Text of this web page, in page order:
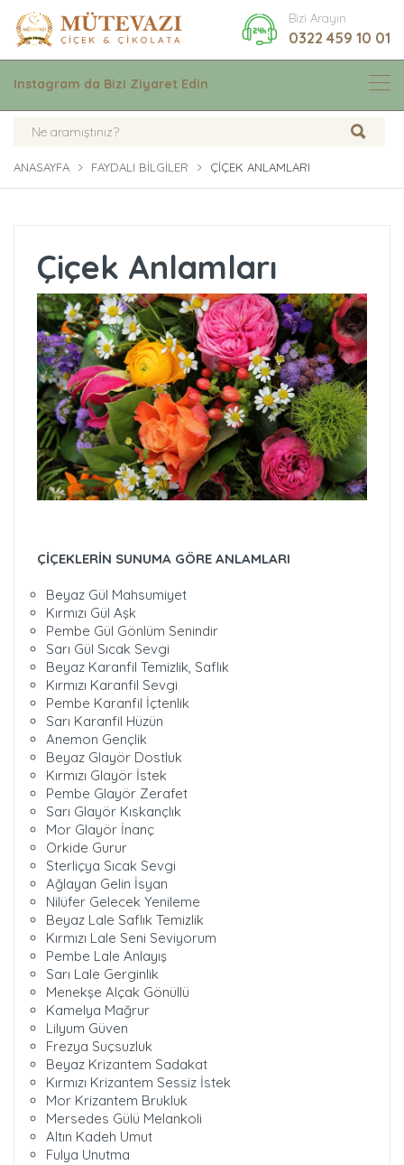
Bizi Arayın
0322 459 10 01
Instagram da Bizi Ziyaret Edin
ANASAYFA FAYDALI BILGILER ÇIÇEK ANLAMLARI
Çiçek Anlamları
ÇİÇEKLERİN SUNUMA GÖRE ANLAMLARI
Beyaz Gül Mahsumiyet
Kırmızı Gül Aşk
Pembe Gül Gönlüm Senindir
Sarı Gül Sıcak Sevgi
Beyaz Karanfil Temizlik, Saflık
Kırmızı Karanfil Sevgi
Pembe Karanfil İçtenlik
Sarı Karanfil Hüzün
Anemon Gençlik
Beyaz Glayör Dostluk
Kırmızı Glayör İstek
Pembe Glayör Zerafet
Sarı Glayör Kıskançlık
Mor Glayör İnanç
Orkide Gurur
Sterliçya Sıcak Sevgi
Ağlayan Gelin İsyan
Nilüfer Gelecek Yenileme
Beyaz Lale Saflık Temizlik
Kırmızı Lale Seni Seviyorum
Pembe Lale Anlayış
Sarı Lale Gerginlik
Menekşe Alçak Gönüllü
Kamelya Mağrur
Lilyum Güven
Frezya Suçsuzluk
Beyaz Krizantem Sadakat
Kırmızı Krizantem Sessiz İstek
Mor Krizantem Brukluk
Mersedes Gülü Melankoli
Altın Kadeh Umut
Fulya Unutma